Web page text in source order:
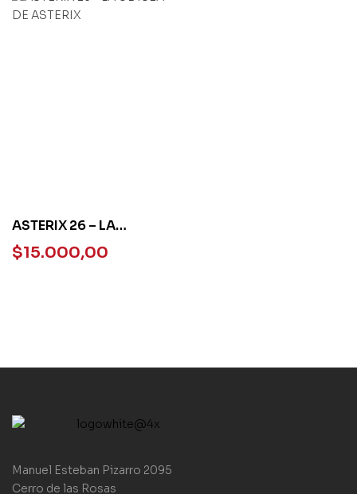
ASTERIX 26 – LA
ODISEA DE ASTERIX
$15.000,00
Manuel Esteban Pizarro 2095
Cerro de las Rosas